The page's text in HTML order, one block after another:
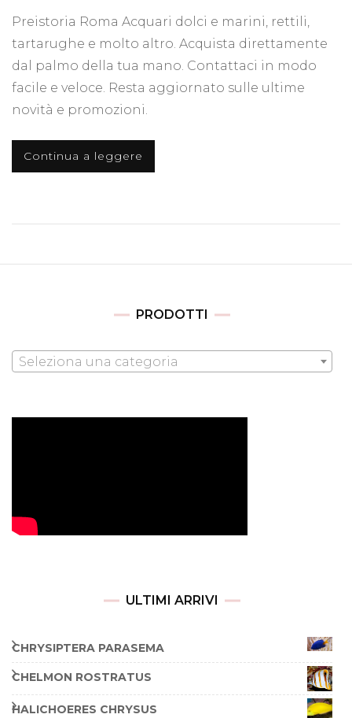
Preistoria Roma Acquari dolci e marini, rettili,
tartarughe e molto altro. Acquista direttamente
dal palmo della tua mano. Contattaci in modo
facile e veloce. Resta aggiornato sulle ultime
novità e promozioni.
Continua a leggere
PRODOTTI
Seleziona una categoria
ULTIMI ARRIVI
CHRYSIPTERA PARASEMA
CHELMON ROSTRATUS
HALICHOERES CHRYSUS